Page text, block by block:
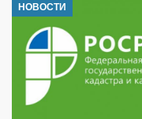
НОВОСТИ